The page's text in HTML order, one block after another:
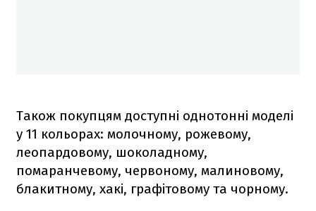
Також покупцям доступні однотонні моделі
у 11 кольорах: молочному, рожевому,
леопардовому, шоколадному,
помаранчевому, червоному, малиновому,
блакитному, хакі, графітовому та чорному.